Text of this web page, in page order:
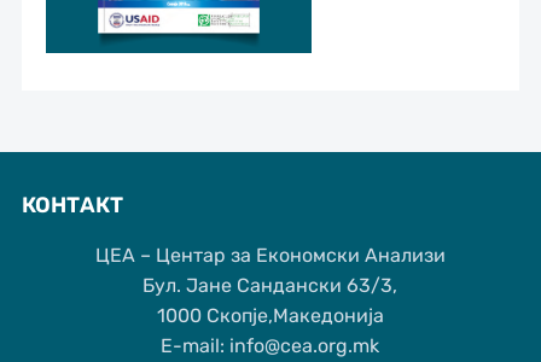
КОНТАКТ
ЦЕА – Центар за Економски Анализи
Бул. Јане Сандански 63/3,
1000 Скопје,Македонија
Е-mail: info@cea.org.mk